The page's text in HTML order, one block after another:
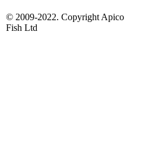
© 2009-2022. Copyright Apico
Fish Ltd